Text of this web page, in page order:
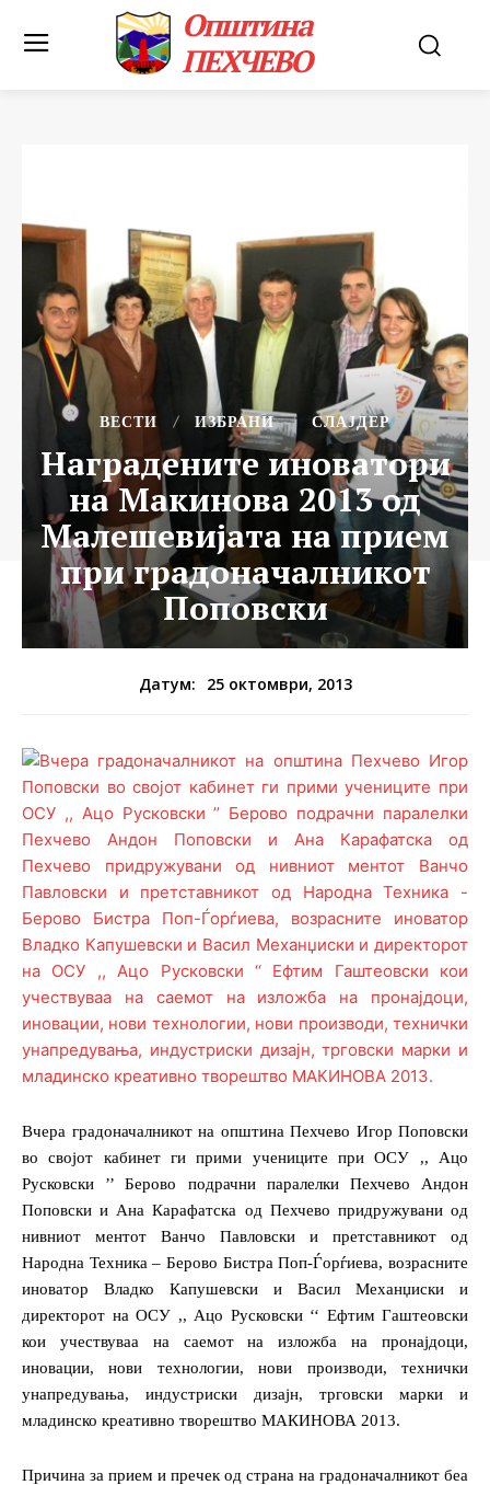
Општина
ПЕХЧЕВО
ВЕСТИ ИЗБРАНИ СЛАЈДЕР
Наградените иноватори
на Макинова 2013 од
Малешевијата на прием
при градоначалникот
Поповски
Датум: 25 октомври, 2013
Вчера градоначалникот на општина Пехчево Игор Поповски
во својот кабинет ги прими учениците при ОСУ ,, Ацо
Русковски ’’ Берово подрачни паралелки Пехчево Андон
Поповски и Ана Карафатска од Пехчево придружувани од
нивниот ментот Ванчо Павловски и претставникот од
Народна Техника – Берово Бистра Поп-Ѓорѓиева, возрасните
иноватор Владко Капушевски и Васил Механџиски и
директорот на ОСУ ,, Ацо Русковски ‘‘ Ефтим Гаштеовски
кои учествуваа на саемот на изложба на пронајдоци,
иновации, нови технологии, нови производи, технички
унапредувања, индустриски дизајн, трговски марки и
младинско креативно творештво МАКИНОВА 2013.
Причина за прием и пречек од страна на градоначалникот беа